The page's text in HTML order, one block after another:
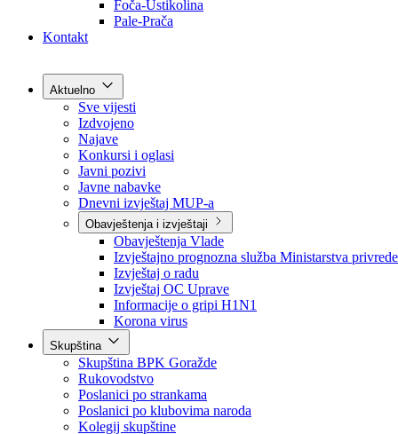
Općine
Kontakt
Aktuelno
Sve vijesti
Izdvojeno
Najave
Konkursi i oglasi
Javni pozivi
Javne nabavke
Dnevni izvještaj MUP-a
Obavještenja i izvještaji
Obavještenja Vlade
Izvještajno prognozna služba Ministarstva privrede
Izvještaj o radu
Izvještaj OC Uprave
Informacije o gripi H1N1
Korona virus
Skupština
Skupština BPK Goražde
Rukovodstvo